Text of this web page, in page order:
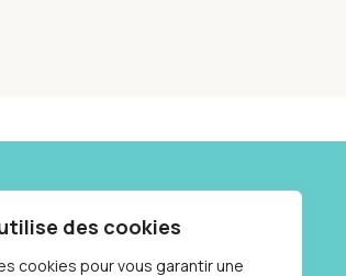
des cookies
cookies pour vous garantir une
links: